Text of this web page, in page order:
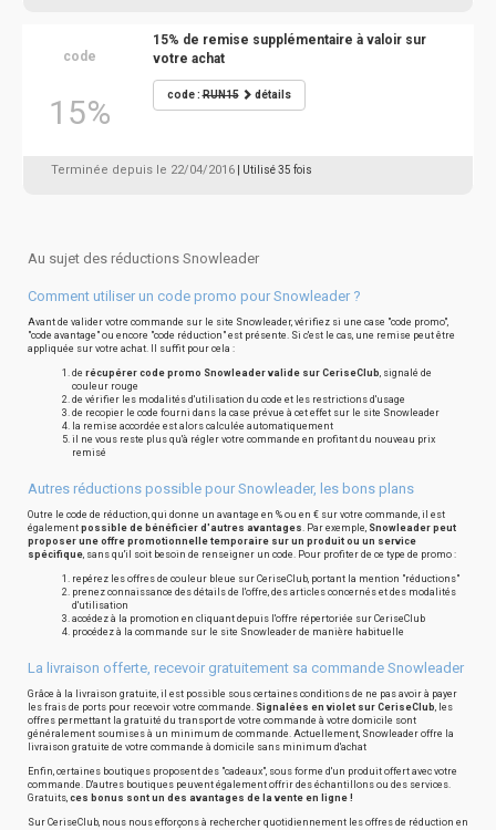
code
15%
15% de remise supplémentaire à valoir sur
votre achat
code :RUN15 détails
Terminée depuis le 22/04/2016 | Utilisé 35 fois
Au sujet des réductions Snowleader
Comment utiliser un code promo pour Snowleader ?
Avant de valider votre commande sur le site Snowleader, vérifiez si une case "code promo",
"code avantage" ou encore "code réduction" est présente. Si c'est le cas, une remise peut être
appliquée sur votre achat. Il suffit pour cela :
de récupérer code promo Snowleader valide sur CeriseClub, signalé de
couleur rouge
de vérifier les modalités d'utilisation du code et les restrictions d'usage
de recopier le code fourni dans la case prévue à cet effet sur le site Snowleader
la remise accordée est alors calculée automatiquement
il ne vous reste plus qu'à régler votre commande en profitant du nouveau prix
remisé
Autres réductions possible pour Snowleader, les bons plans
Outre le code de réduction, qui donne un avantage en % ou en € sur votre commande, il est
également possible de bénéficier d'autres avantages. Par exemple, Snowleader peut
proposer une offre promotionnelle temporaire sur un produit ou un service
spécifique, sans qu'il soit besoin de renseigner un code. Pour profiter de ce type de promo :
repérez les offres de couleur bleue sur CeriseClub, portant la mention "réductions"
prenez connaissance des détails de l'offre, des articles concernés et des modalités
d'utilisation
accédez à la promotion en cliquant depuis l'offre répertoriée sur CeriseClub
procédez à la commande sur le site Snowleader de manière habituelle
La livraison offerte, recevoir gratuitement sa commande Snowleader
Grâce à la livraison gratuite, il est possible sous certaines conditions de ne pas avoir à payer
les frais de ports pour recevoir votre commande. Signalées en violet sur CeriseClub, les
offres permettant la gratuité du transport de votre commande à votre domicile sont
généralement soumises à un minimum de commande. Actuellement, Snowleader offre la
livraison gratuite de votre commande à domicile sans minimum d'achat
Enfin, certaines boutiques proposent des "cadeaux", sous forme d'un produit offert avec votre
commande. D'autres boutiques peuvent également offrir des échantillons ou des services.
Gratuits, ces bonus sont un des avantages de la vente en ligne !
Sur CeriseClub, nous nous efforçons à rechercher quotidiennement les offres de réduction en